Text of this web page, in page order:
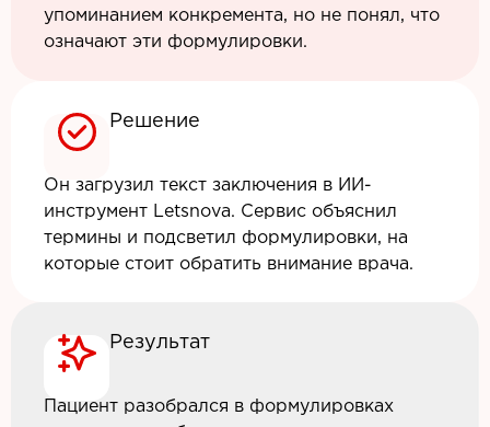
упоминанием конкремента, но не понял, что
означают эти формулировки.
Решение
Он загрузил текст заключения в ИИ-
инструмент Letsnova. Сервис объяснил
термины и подсветил формулировки, на
которые стоит обратить внимание врача.
Результат
Пациент разобрался в формулировках